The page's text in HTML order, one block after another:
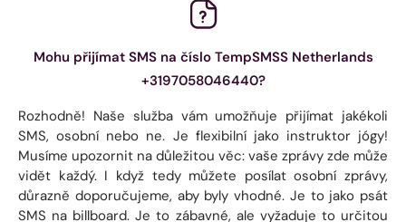
Mohu přijímat SMS na číslo TempSMSS Netherlands
+3197058046440?
Rozhodně! Naše služba vám umožňuje přijímat jakékoli
SMS, osobní nebo ne. Je flexibilní jako instruktor jógy!
Musíme upozornit na důležitou věc: vaše zprávy zde může
vidět každý. I když tedy můžete posílat osobní zprávy,
důrazně doporučujeme, aby byly vhodné. Je to jako psát
SMS na billboard. Je to zábavné, ale vyžaduje to určitou